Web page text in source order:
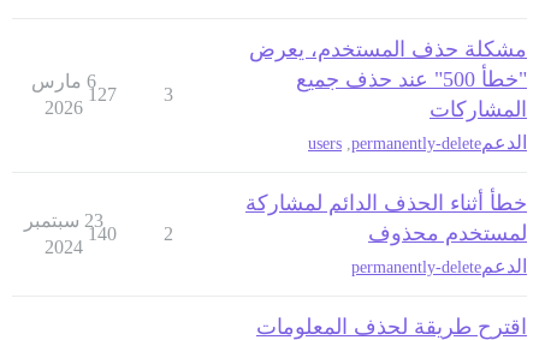
مشكلة حذف المستخدم، يعرض
"خطأ 500" عند حذف جميع
المشاركات
الدعمpermanently-delete
users
3
127
6 مارس
2026
خطأ أثناء الحذف الدائم لمشاركة
لمستخدم محذوف
الدعمpermanently-delete
2
140
23 سبتمبر
2024
اقترح طريقة لحذف المعلومات